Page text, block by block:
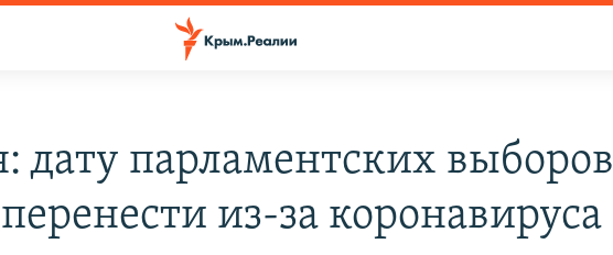
дату парламентских выборов
из-за коронавируса